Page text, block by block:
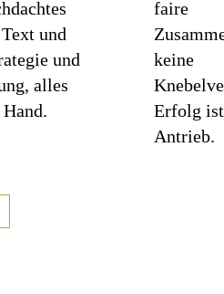
und
und
alles
faire
keine
Erfolg
Antrieb.